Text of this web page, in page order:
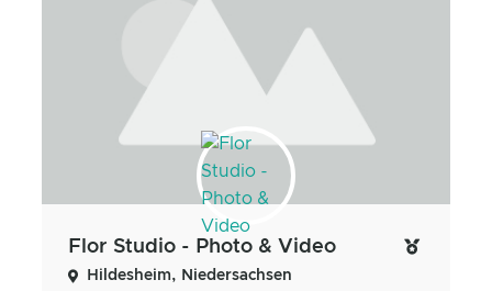
Flor Studio - Photo & Video
Hildesheim, Niedersachsen